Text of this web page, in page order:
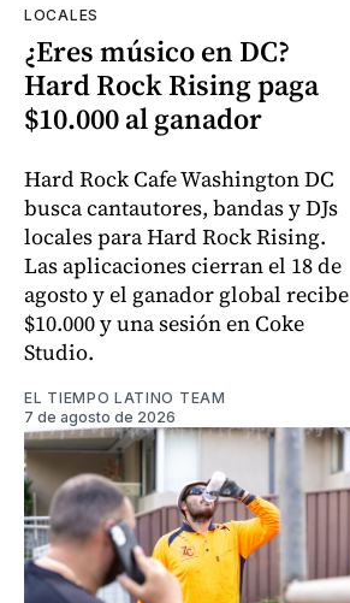
LOCALES
¿Eres músico en DC?
Hard Rock Rising paga
$10.000 al ganador
Hard Rock Cafe Washington DC
busca cantautores, bandas y DJs
locales para Hard Rock Rising.
Las aplicaciones cierran el 18 de
agosto y el ganador global recibe
$10.000 y una sesión en Coke
Studio.
EL TIEMPO LATINO TEAM
7 de agosto de 2026